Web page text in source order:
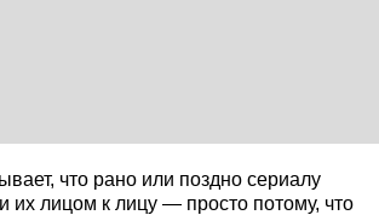
что рано или поздно сериалу
их лицом к лицу — просто потому, что